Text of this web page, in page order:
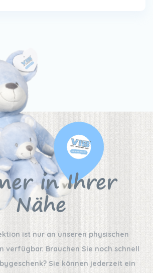
in Ihrer
Nähe
ist nur an unseren physischen
verfügbar. Brauchen Sie noch schnell
Sie können jederzeit ein